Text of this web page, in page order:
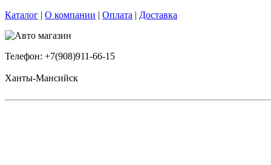
Каталог | О компании | Оплата | Доставка
Телефон: +7(908)911-66-15
Ханты-Мансийск